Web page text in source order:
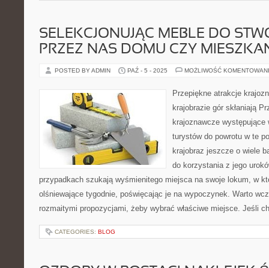
SELEKCJONUJĄC MEBLE DO
PRZEZ NAS DOMU CZY
POSTED BY ADMIN PAŹ - 5 - 2025 MOŻLIWOŚĆ
Przepiękne atrakcje
krajobrazie gór skłaniają
krajoznawcze występujące
turystów do powrotu w te
krajobraz jeszcze o wiele
do korzystania z jego
przypadkach szukają wyśmienitego miejsca na swoje lokum, w
olśniewające tygodnie, poświęcając je na wypoczynek. Warto
rozmaitymi propozycjami, żeby wybrać właściwe miejsce. Jeśli
CATEGORIES: BLOG